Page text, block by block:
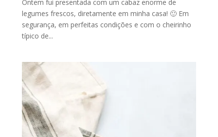
Ontem fui presentada com um cabaz enorme de
legumes frescos, diretamente em minha casa! 🙂 Em
segurança, em perfeitas condições e com o cheirinho
típico de...